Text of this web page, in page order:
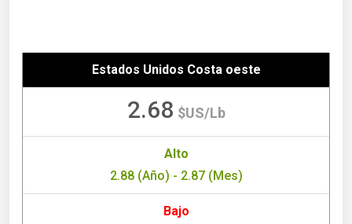
Estados Unidos Costa oeste
2.68 $US/Lb
Alto
2.88 (Año) - 2.87 (Mes)
Bajo